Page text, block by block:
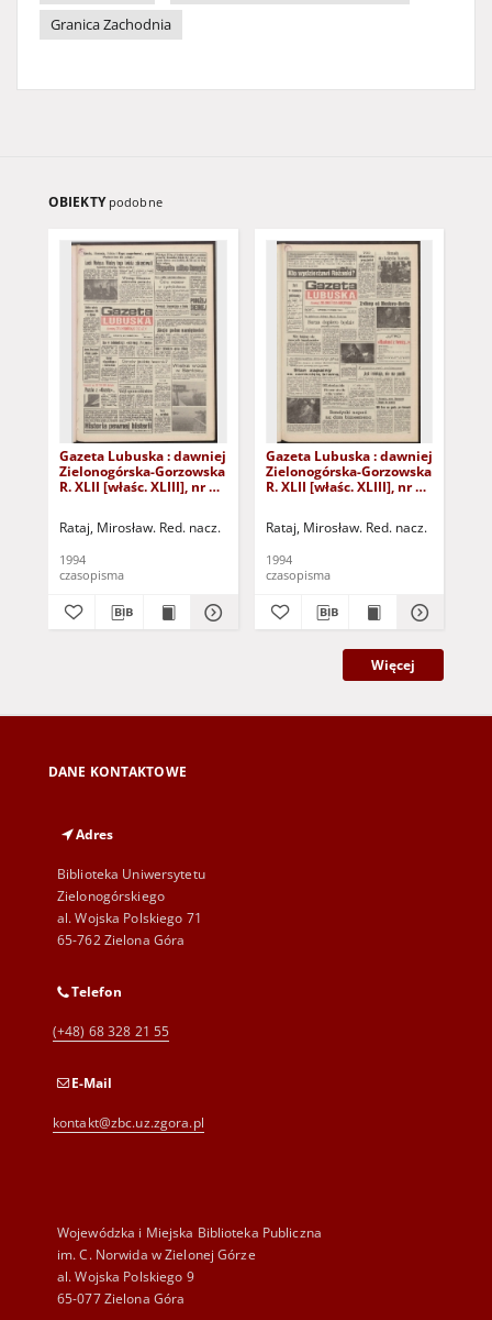
Granica Zachodnia
OBIEKTY podobne
Gazeta Lubuska : dawniej
Zielonogórska-Gorzowska
R. XLII [właśc. XLIII], nr 10
Rataj, Mirosław. Red. nacz.
1994
czasopisma
Gazeta Lubuska : dawniej
Zielonogórska-Gorzowska
R. XLII [właśc. XLIII], nr 22
Rataj, Mirosław. Red. nacz.
1994
czasopisma
Więcej
DANE KONTAKTOWE
Adres
Biblioteka Uniwersytetu
Zielonogórskiego
al. Wojska Polskiego 71
65-762 Zielona Góra
Telefon
(+48) 68 328 21 55
E-Mail
kontakt@zbc.uz.zgora.pl
Wojewódzka i Miejska Biblioteka Publiczna
im. C. Norwida w Zielonej Górze
al. Wojska Polskiego 9
65-077 Zielona Góra